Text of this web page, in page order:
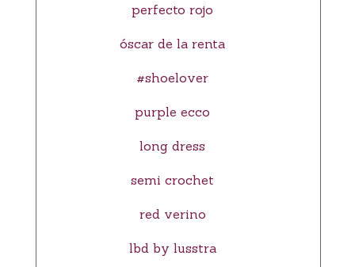
perfecto rojo
óscar de la renta
#shoelover
purple ecco
long dress
semi crochet
red verino
lbd by lusstra